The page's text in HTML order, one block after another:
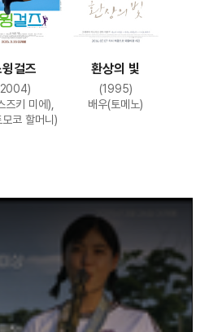
걸즈
즈키 미에),
모코 할머니)
환상의 빛
(1995)
배우(토메노)